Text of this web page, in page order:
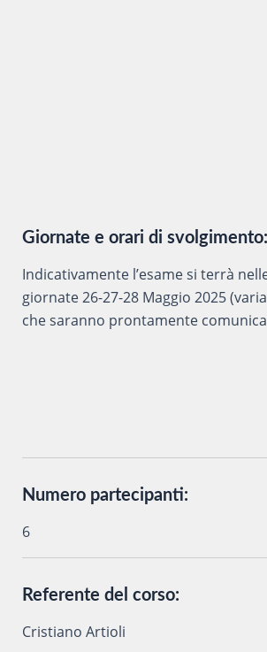
Giornate e orari di svolgimento:
Indicativamente l’esame si terrà
giornate 26-27-28 Maggio 2025
che saranno prontamente
Numero partecipanti:
6
Referente del corso:
Cristiano Artioli